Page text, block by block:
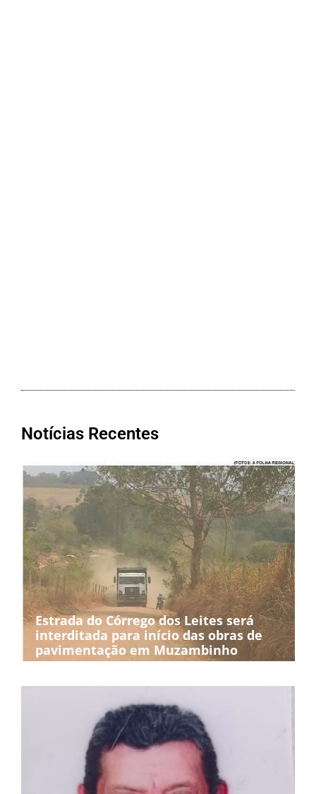
Notícias Recentes
Estrada do Córrego dos Leites será
interditada para início das obras de
pavimentação em Muzambinho